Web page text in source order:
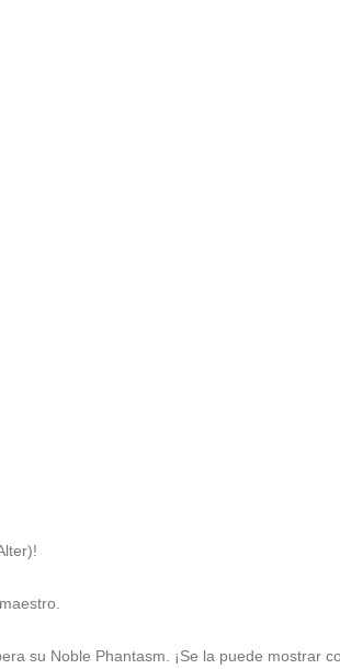
su Noble Phantasm. ¡Se la puede